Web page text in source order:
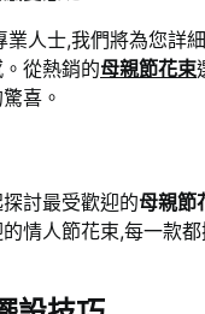
業人士,我們將為您詳
從熱銷的母親節花束
喜。
討最受歡迎的母親節
情人節花束,每一款